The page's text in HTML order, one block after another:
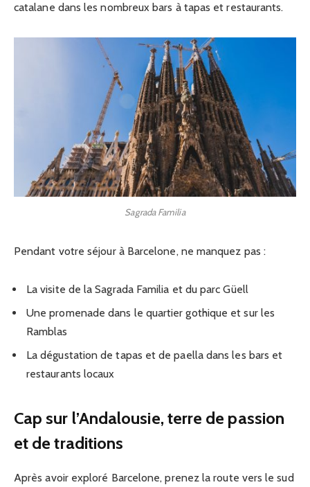
catalane dans les nombreux bars à tapas et restaurants.
Sagrada Familia
Pendant votre séjour à Barcelone, ne manquez pas :
La visite de la Sagrada Familia et du parc Güell
Une promenade dans le quartier gothique et sur les
Ramblas
La dégustation de tapas et de paella dans les bars et
restaurants locaux
Cap sur l’Andalousie, terre de passion
et de traditions
Après avoir exploré Barcelone, prenez la route vers le sud